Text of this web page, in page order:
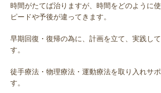
時間がたてば治りますが、時間をどのように
ピードや予後が違ってきます。
早期回復・復帰の為に、計画を立て、実践し
す。
徒手療法・物理療法・運動療法を取り入れサ
す。